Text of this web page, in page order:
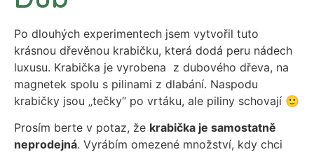
Po dlouhých experimentech jsem vytvořil tuto
krásnou dřevěnou krabičku, která dodá peru nádech
luxusu. Krabička je vyrobena z dubového dřeva, na
magnetek spolu s pilinami z dlabání. Naspodu
krabičky jsou „tečky“ po vrtáku, ale piliny schovají 🙂
Prosím berte v potaz, že krabička je samostatně
neprodejná. Vyrábím omezené množství, kdy chci